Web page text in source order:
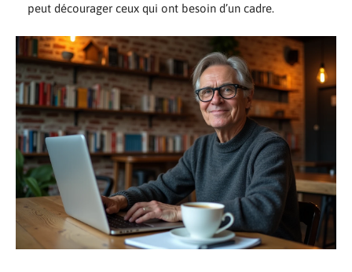
peut décourager ceux qui ont besoin d’un cadre.